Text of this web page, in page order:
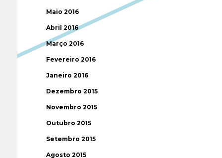
Maio 2016
Abril 2016
Março 2016
Fevereiro 2016
Janeiro 2016
Dezembro 2015
Novembro 2015
Outubro 2015
Setembro 2015
Agosto 2015